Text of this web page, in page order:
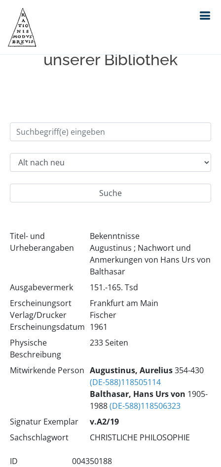
Einfache Suche im Bestand
unserer Bibliothek
Titel- und
Urheberangaben
Bekenntnisse
Augustinus ; Nachwort und
Anmerkungen von Hans Urs von
Balthasar
Ausgabevermerk
151.-165. Tsd
Erscheinungsort
Verlag/Drucker
Erscheinungsdatum
Frankfurt am Main
Fischer
1961
Physische
Beschreibung
233 Seiten
Mitwirkende Person Augustinus, Aurelius354-430
(DE-588)118505114
Balthasar, Hans Urs von 1905-
1988(DE-588)118506323
Signatur Exemplar
v.A2/19
Sachschlagwort
CHRISTLICHE PHILOSOPHIE
ID 004350188